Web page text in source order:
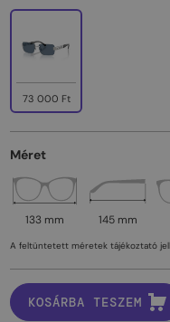
73 000 Ft
Méret
133 mm 145 mm
A feltüntetett méretek tájékoztató
KOSÁRBA TESZEM